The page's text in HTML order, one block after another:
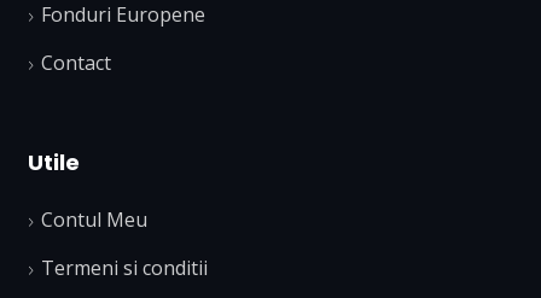
Fonduri Europene
Contact
Utile
Contul Meu
Termeni si conditii